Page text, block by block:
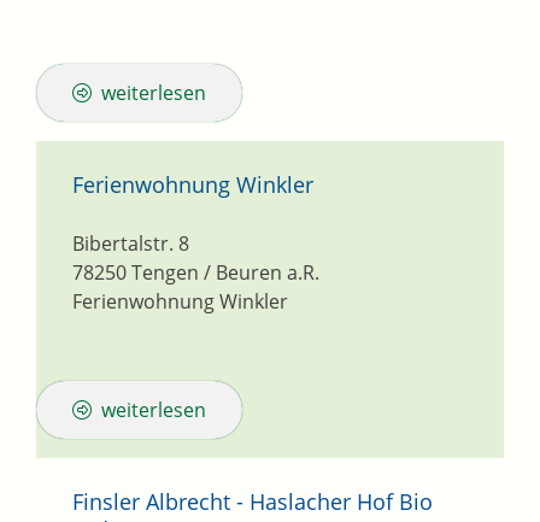
weiterlesen
Ferienwohnung Winkler
Ferienwohnung Winkler
Bibertalstr. 8
78250Tengen / Beuren a.R.
weiterlesen
Finsler Albrecht - Haslacher Hof Bio